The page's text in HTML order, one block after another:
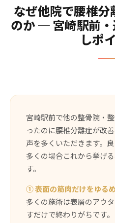
なぜ他院で腰椎
のか ─ 宮崎駅前
しポ
宮崎駅前で他の整骨院・
ったのに腰椎分離症が改
声を多くいただきます。良
多くの場合これから挙げ
す。
① 表面の筋肉だけをゆる
多くの施術は表層のアウ
すだけで終わりがちです